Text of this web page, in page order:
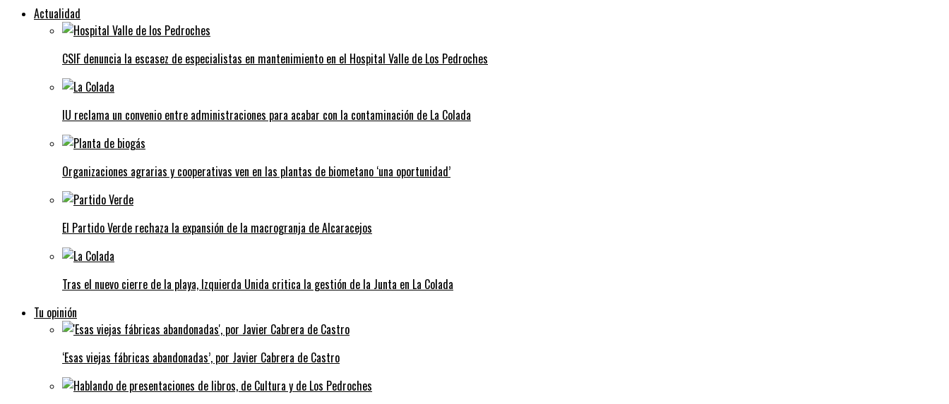
Actualidad
CSIF denuncia la escasez de especialistas en mantenimiento en el Hospital Valle de Los Pedroches
IU reclama un convenio entre administraciones para acabar con la contaminación de La Colada
Organizaciones agrarias y cooperativas ven en las plantas de biometano ‘una oportunidad’
El Partido Verde rechaza la expansión de la macrogranja de Alcaracejos
Tras el nuevo cierre de la playa, Izquierda Unida critica la gestión de la Junta en La Colada
Tu opinión
‘Esas viejas fábricas abandonadas’, por Javier Cabrera de Castro